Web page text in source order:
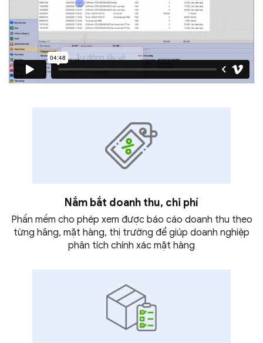
Nắm bắt doanh thu, chi phí
Phần mềm cho phép xem được báo cáo doanh thu theo
từng hãng, mặt hàng, thị trường để giúp doanh nghiệp
phân tích chính xác mặt hàng